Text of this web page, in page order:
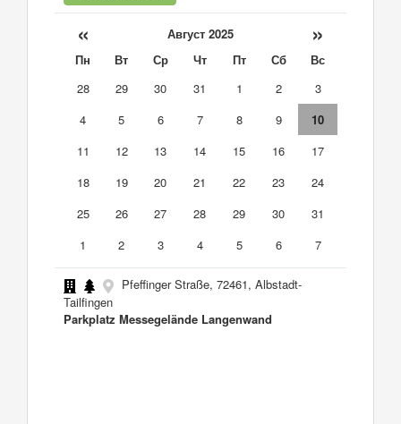
« Август 2025 »
Пн Вт Ср Чт Пт Сб
Вс
28
29 30 31 1 2
3
4
5 6 7 8 9
10
11
12 13 14 15 16
17
18
19 20 21 22 23
24
25
26 27 28 29 30
31
1
2 3 4 5 6 7
Pfeffinger Straße, 72461, Albstadt-
Tailfingen
Parkplatz Messegelände Langenwand